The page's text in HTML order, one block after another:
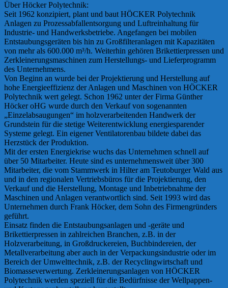
Über Höcker Polytechnik:
Seit 1962 konzipiert, plant und baut HÖCKER Polytechnik
Anlagen zu Prozessabfallentsorgung und Luftreinhaltung für
Industrie- und Handwerksbetriebe. Angefangen bei mobilen
Entstaubungsgeräten bis hin zu Großfilteranlagen mit Kapazitäten
von mehr als 600.000 m³/h. Weiterhin gehören Brikettierpressen und
Zerkleinerungsmaschinen zum Herstellungs- und Lieferprogramm
des Unternehmens.
Von Beginn an wurde bei der Projektierung und Herstellung auf
hohe Energieeffizienz der Anlagen und Maschinen von HÖCKER
Polytechnik wert gelegt. Schon 1962 unter der Firma Günther
Höcker oHG wurde durch den Verkauf von sogenannten
„Einzelabsaugungen“ im holzverarbeitenden Handwerk der
Grundstein für die stetige Weiterentwicklung energiesparender
Systeme gelegt. Ein eigener Ventilatorenbau bildete dabei das
Herzstück der Produktion.
Mit der ersten Energiekrise wuchs das Unternehmen schnell auf
über 50 Mitarbeiter. Heute sind es unternehmensweit über 300
Mitarbeiter, die vom Stammwerk in Hilter am Teutoburger Wald aus
und in den regionalen Vertriebsbüros für die Projektierung, den
Verkauf und die Herstellung, Montage und Inbetriebnahme der
Maschinen und Anlagen verantwortlich sind. Seit 1993 wird das
Unternehmen durch Frank Höcker, dem Sohn des Firmengründers
geführt.
Einsatz finden die Entstaubungsanlagen und -geräte und
Brikettierpressen in zahlreichen Branchen, z.B. in der
Holzverarbeitung, in Großdruckereien, Buchbindereien, der
Metallverarbeitung aber auch in der Verpackungsindustrie oder im
Bereich der Umwelttechnik, z.B. der Recyclingwirtschaft und
Biomasseverwertung. Zerkleinerungsanlagen von HÖCKER
Polytechnik werden speziell für die Bedürfnisse der Wellpappen-